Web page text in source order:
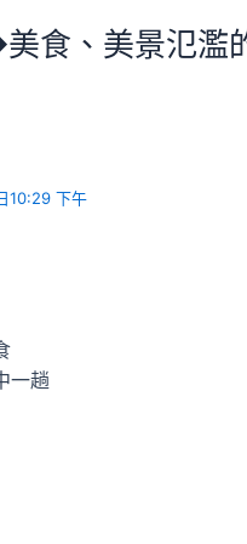
食、美景氾濫
10:29 下午
一趟